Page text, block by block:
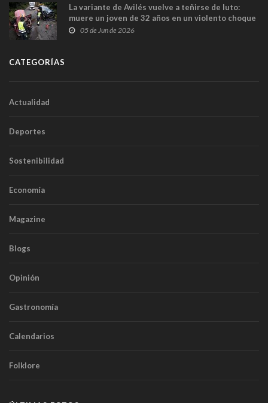
La variante de Avilés vuelve a teñirse de luto:
muere un joven de 32 años en un violento choque
frontal
05 de Jun de 2026
CATEGORÍAS
Actualidad
Deportes
Sostenibilidad
Economía
Magazine
Blogs
Opinión
Gastronomía
Calendarios
Folklore